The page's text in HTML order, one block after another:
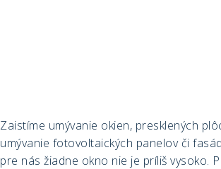
Zaistíme umývanie okien, presklených
umývanie fotovoltaických panelov či
pre nás žiadne okno nie je príliš vysoko.